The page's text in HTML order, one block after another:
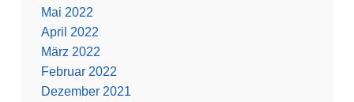
Mai 2022
April 2022
März 2022
Februar 2022
Dezember 2021